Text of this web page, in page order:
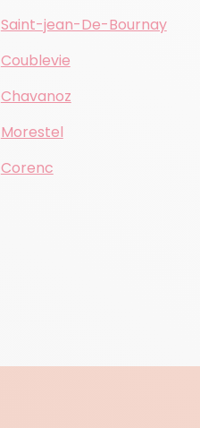
Saint-jean-De-Bournay
Coublevie
Chavanoz
Morestel
Corenc